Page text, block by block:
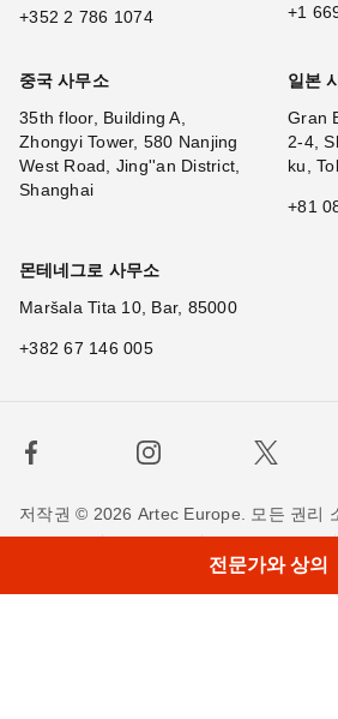
+352 2 786 1074
+1
중국 사무소
35th floor, Building A,
Zhongyi Tower, 580 Nanjing
West Road, Jing''an District,
Shanghai
일본
Gran
2-4,
ku,
+81
몬테네그로 사무소
Maršala Tita 10, Bar, 85000
+382 67 146 005
저작권 © 2026 Artec Europe. 모든 권리
전문가와 상의